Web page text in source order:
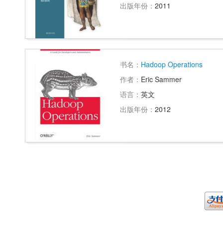
出版年份： 2011
书名： Hadoop Operations
作者： Eric Sammer
语言： 英文
出版年份： 2012